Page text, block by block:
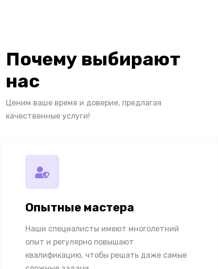
Почему выбирают
нас
Ценим ваше время и доверие, предлагая
качественные услуги!
Опытные мастера
Наши специалисты имеют многолетний
опыт и регулярно повышают
квалификацию, чтобы решать даже самые